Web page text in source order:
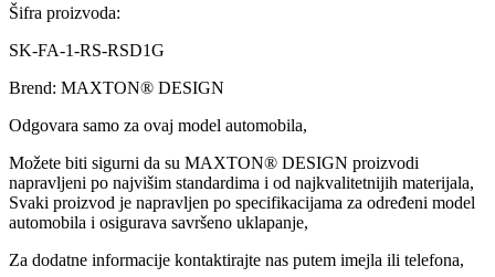
Šifra proizvoda:
SK-FA-1-RS-RSD1G
Brend: MAXTON® DESIGN
Odgovara samo za ovaj model automobila,
Možete biti sigurni da su MAXTON® DESIGN proizvodi
napravljeni po najvišim standardima i od najkvalitetnijih materijala,
Svaki proizvod je napravljen po specifikacijama za određeni model
automobila i osigurava savršeno uklapanje,
Za dodatne informacije kontaktirajte nas putem imejla ili telefona,